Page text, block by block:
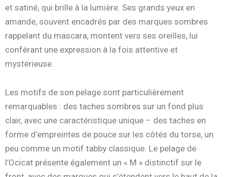
et satiné, qui brille à la lumière. Ses grands yeux en
amande, souvent encadrés par des marques sombres
rappelant du mascara, montent vers ses oreilles, lui
conférant une expression à la fois attentive et
mystérieuse.
Les motifs de son pelage sont particulièrement
remarquables : des taches sombres sur un fond plus
clair, avec une caractéristique unique – des taches en
forme d’empreintes de pouce sur les côtés du torse, un
peu comme un motif tabby classique. Le pelage de
l’Ocicat présente également un « M » distinctif sur le